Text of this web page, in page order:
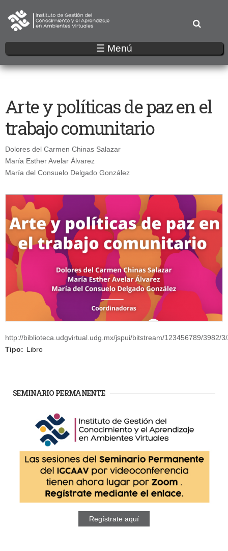
al
contenido
principal
☰ Menú
Arte y políticas de paz en el
trabajo comunitario
Dolores del Carmen Chinas Salazar
María Esther Avelar Álvarez
María del Consuelo Delgado González
http://biblioteca.udgvirtual.udg.mx/jspui/bitstream/123456789/3982/
Tipo: Libro
SEMINARIO PERMANENTE
Regístrate aquí